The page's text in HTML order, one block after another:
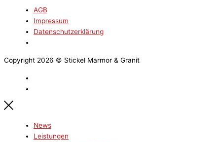
AGB
Impressum
Datenschutzerklärung
Copyright 2026 © Stickel Marmor & Granit
News
Leistungen